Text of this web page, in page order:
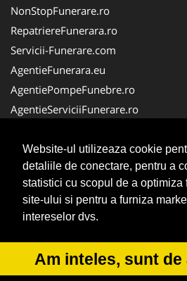
Website-ul utilizeaza cookie
detaliile de conectare, pentru a
statistici cu scopul de a optimiza
site-ului si pentru a furniza
intereselor dvs.
Am inteles, sunt de
NonStopFunerare.ro
RepatriereFunerara.ro
Servicii-Funerare.com
AgentieFunerara.eu
AgentiePompeFunebre.ro
AgentieServiciiFunerare.ro
CasaFunerara.com
Firma-Pompe-Funebre.ro
Firma-Servicii-Funerare.ro
ParastasesiPomeni.ro
© 2014-2026 Powered by